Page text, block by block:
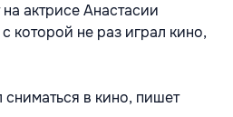
актрисе Анастасии
которой не раз играл кино,
сниматься в кино, пишет